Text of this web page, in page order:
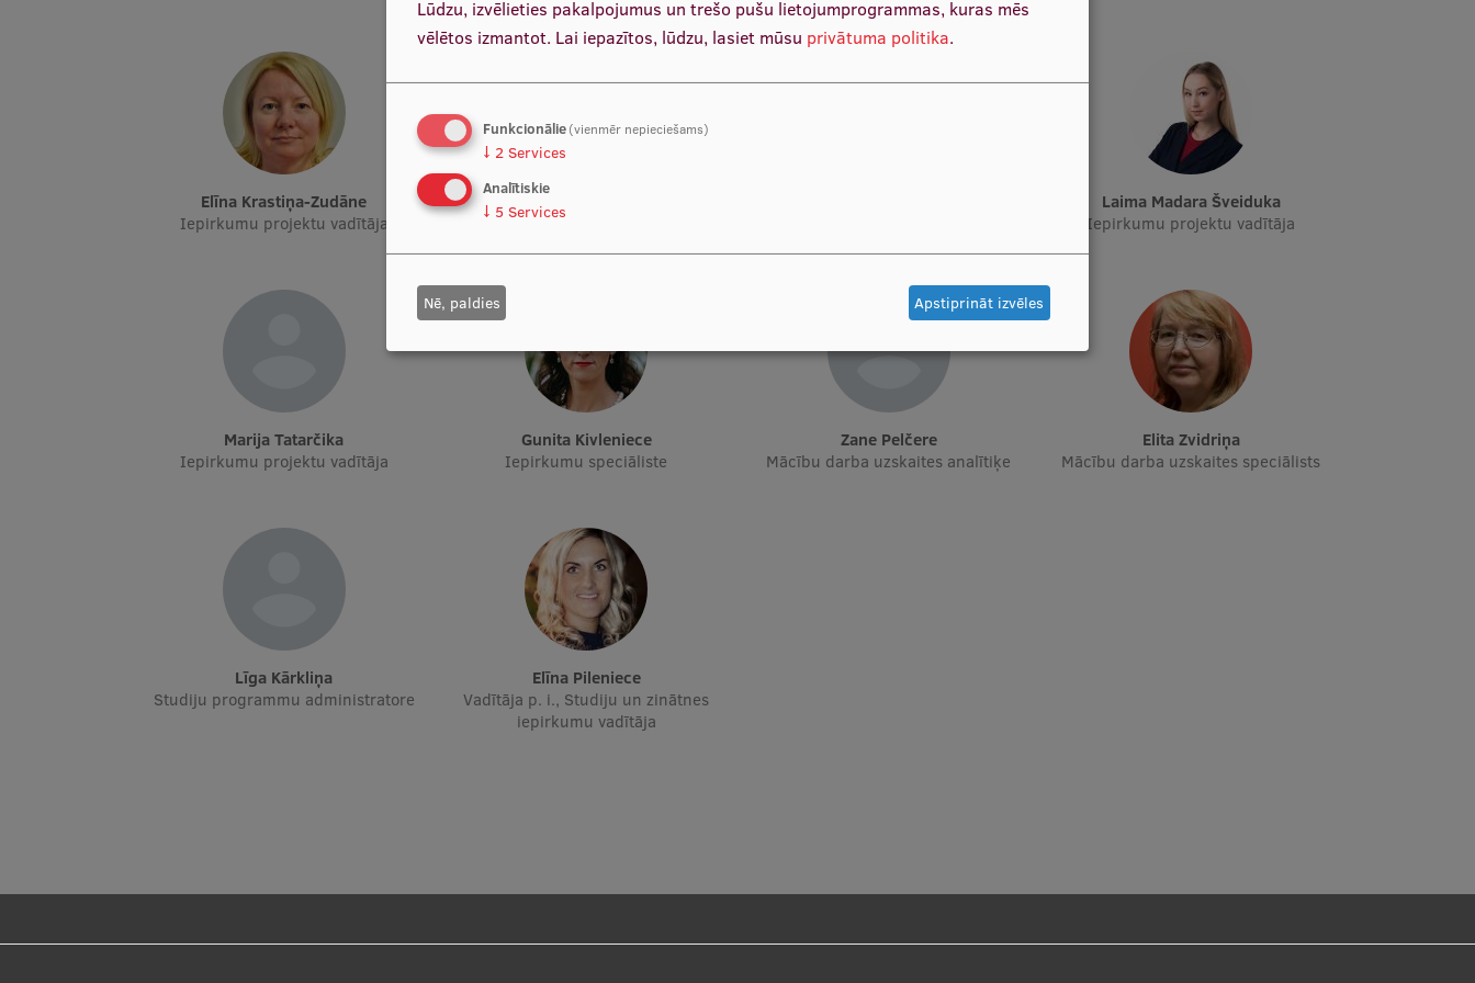
Elīna Krastiņa-Zudāne
Iepirkumu projektu vadītāja
Iveta Sakenfele
Iepirkumu projektu vadītāja
Laima Madara Šveiduka
Iepirkumu projektu vadītāja
Marija Tatarčika
Iepirkumu projektu vadītāja
Gunita Kivleniece
Iepirkumu speciāliste
Zane Pelčere
Mācību darba uzskaites analītiķe
Elita Zvidriņa
Mācību darba uzskaites speciālists
Līga Kārkliņa
Studiju programmu administratore
Elīna Pileniece
Vadītāja p. i., Studiju un zinātnes
iepirkumu vadītāja
Lūdzu, izvēlieties pakalpojumus un trešo pušu lietojumprogrammas, kuras mēs
vēlētos izmantot. Lai iepazītos, lūdzu, lasiet mūsu privātuma politika.
Funkcionālie(vienmēr nepieciešams)
↓ 2 Services
Analītiskie
↓ 5 Services
Nē, paldies Apstiprināt izvēles